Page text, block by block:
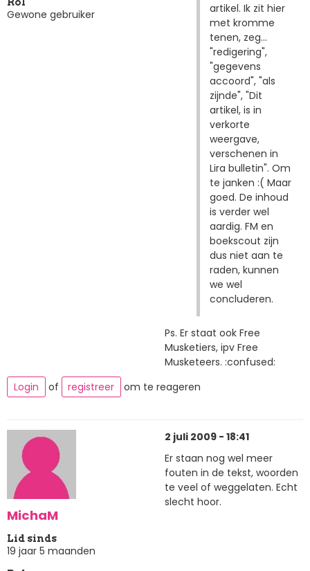
Gewone gebruiker
artikel. Ik zit hier
met kromme
tenen, zeg...
"redigering",
"gegevens
accoord", "als
zijnde", "Dit
artikel, is in
verkorte
weergave,
verschenen in
Lira bulletin". Om
te janken :( Maar
goed. De inhoud
is verder wel
aardig. FM en
boekscout zijn
dus niet aan te
raden, kunnen
we wel
concluderen.
Ps. Er staat ook Free
Musketiers, ipv Free
Musketeers. :confused:
Login
of registreer om te reageren
MichaM
Lid sinds
19 jaar 5 maanden
2 juli 2009 - 18:41
Er staan nog wel meer
fouten in de tekst, woorden
te veel of weggelaten. Echt
slecht hoor.